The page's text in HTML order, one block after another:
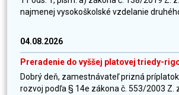
najmenej vysokoškolské vzdelanie
04.08.2026
Preradenie do vyššej platovej triedy-
Dobrý deň, zamestnávateľ prizná
rozvoj podľa § 14e zákona č. 553/2003 Z.